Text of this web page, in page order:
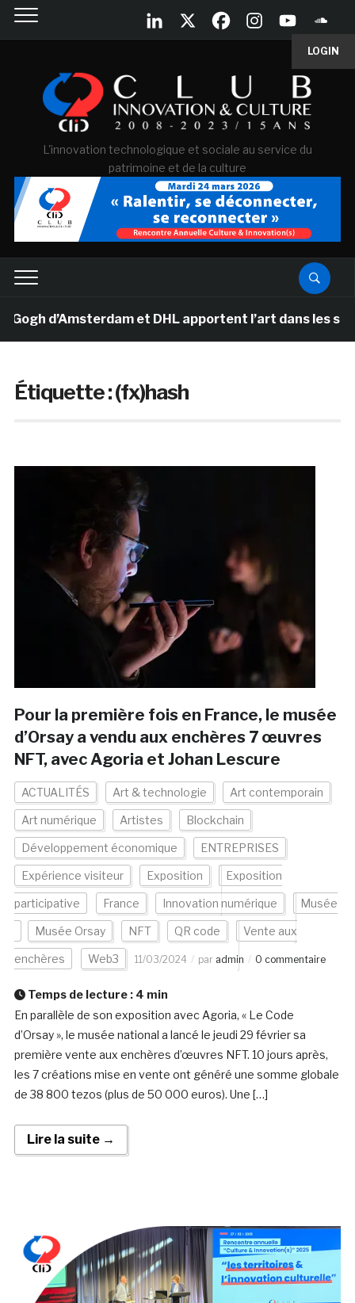
LOGIN
L'innovation technologique et sociale au service du
patrimoine et de la culture
d’Amsterdam et DHL apportent l’art dans les salles
Étiquette :(fx)hash
Pour la première fois en France, le musée
d’Orsay a vendu aux enchères 7 œuvres
NFT, avec Agoria et Johan Lescure
ACTUALITÉS Art & technologie Art contemporain
Art numérique Artistes Blockchain
Développement économique ENTREPRISES
Expérience visiteur Exposition Exposition
participative France Innovation numérique Musée
Musée Orsay NFT QR code Vente aux
enchères Web3 11/03/2024 par admin 0 commentaire
Temps de lecture : 4 min
En parallèle de son exposition avec Agoria, « Le Code
d’Orsay », le musée national a lancé le jeudi 29 février sa
première vente aux enchères d’œuvres NFT. 10 jours après,
les 7 créations mise en vente ont généré une somme globale
de 38 800 tezos (plus de 50 000 euros). Une […]
Lire la suite →